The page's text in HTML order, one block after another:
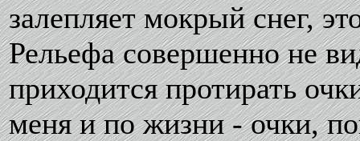
залепляет мокрый снег,
Рельефа совершенно не
приходится протирать
меня и по жизни - очки,